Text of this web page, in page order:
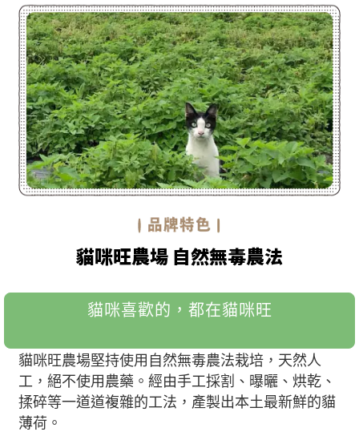
貓咪旺農場 自然無毒農法
貓咪喜歡的，都在貓咪旺
貓咪旺農場堅持使用自然無毒農法栽培，天然人
工，絕不使用農藥。經由手工採割、曝曬、烘乾、
揉碎等一道道複雜的工法，產製出本土最新鮮的貓
薄荷。